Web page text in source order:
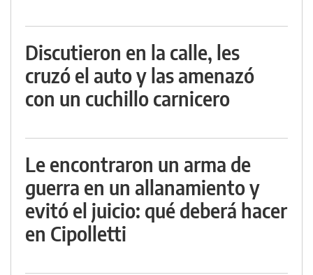
Discutieron en la calle, les
cruzó el auto y las amenazó
con un cuchillo carnicero
Le encontraron un arma de
guerra en un allanamiento y
evitó el juicio: qué deberá hacer
en Cipolletti